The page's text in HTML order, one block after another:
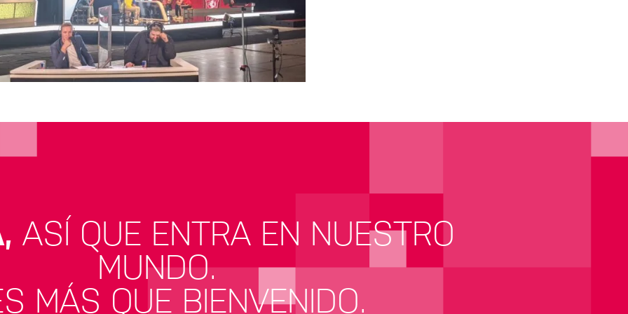
ASÍ QUE ENTRA EN NUESTRO
MUNDO.
MÁS QUE BIENVENIDO.